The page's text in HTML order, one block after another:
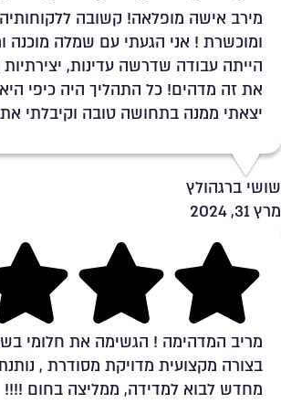
מירב אישה מופלאה! קשובה
ומוכשרת ! אני הגעתי עם שמלה מוכנה
הייתה עבודה שדרשה עדינות, יצירתיות
את זה מדהים! כל התהליך היה כיפי
יצאתי ממנה בתחושה טובה וקיבלתי
שושי ברגהולץ
מרץ 31, 2024
Rating 5 out of 5
מריב המדהימה ! הגשימה את חלומי
בצורה מקצועית מדויקת מסודרת ,
מחדש לבוא למדידה, ממליצה בחום !!!!